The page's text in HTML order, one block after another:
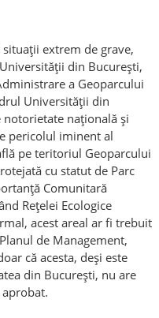
situații extrem de grave,
din București,
a Geoparcului
Universității din
notorietate națională și
pericolul iminent al
pe teritoriul Geoparcului
cu statut de Parc
Comunitară
Reţelei Ecologice
acest areal ar fi trebuit
de Management,
că acesta, deși este
din București, nu are